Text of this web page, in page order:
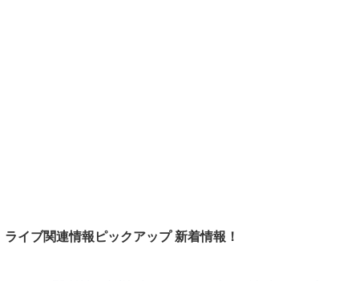
ライブ関連情報ピックアップ 新着情報！